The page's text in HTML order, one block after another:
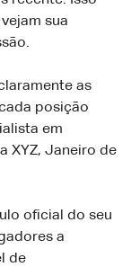
sua
as
posição
em
XYZ, Janeiro de
oficial do seu
a
de